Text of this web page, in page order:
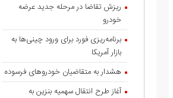
ریزش تقاضا در مرحله جدید عرضه
خودرو
برنامه‌ریزی فورد برای ورود چینی‌ها به
بازار آمریکا
هشدار به متقاضیان خودروهای فرسوده
آغاز طرح انتقال سهمیه بنزین به